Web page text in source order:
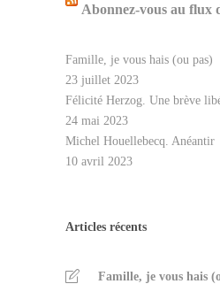
Abonnez-vous au flux
Famille, je vous hais (ou pas)
23 juillet 2023
Félicité Herzog. Une brève
24 mai 2023
Michel Houellebecq. Anéantir
10 avril 2023
Articles récents
Famille, je vous hais